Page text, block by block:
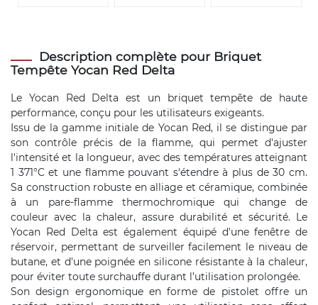
Description complète pour Briquet
Tempête Yocan Red Delta
Le Yocan Red Delta est un briquet tempête de haute
performance, conçu pour les utilisateurs exigeants.
Issu de la gamme initiale de Yocan Red, il se distingue par
son contrôle précis de la flamme, qui permet d'ajuster
l'intensité et la longueur, avec des températures atteignant
1 371°C et une flamme pouvant s'étendre à plus de 30 cm.
Sa construction robuste en alliage et céramique, combinée
à un pare-flamme thermochromique qui change de
couleur avec la chaleur, assure durabilité et sécurité. Le
Yocan Red Delta est également équipé d'une fenêtre de
réservoir, permettant de surveiller facilement le niveau de
butane, et d'une poignée en silicone résistante à la chaleur,
pour éviter toute surchauffe durant l’utilisation prolongée.
Son design ergonomique en forme de pistolet offre un